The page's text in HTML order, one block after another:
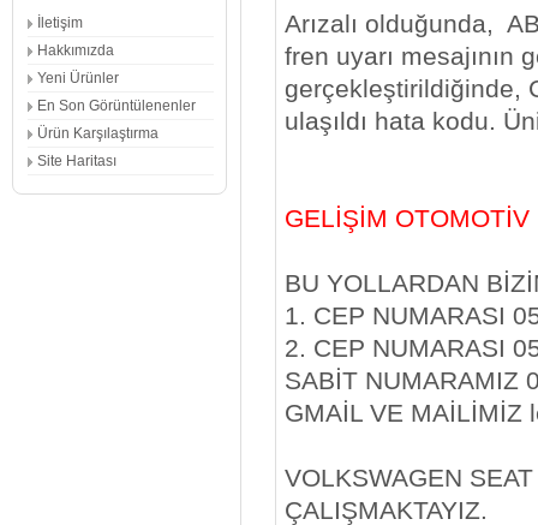
İletişim
Hakkımızda
Yeni Ürünler
En Son Görüntülenenler
Ürün Karşılaştırma
Site Haritası
Arızalı olduğunda,
fren uyarı mesajının
gerçekleştirildiğinde,
ulaşıldı hata kodu.
GELİŞİM
BU YOLLARDAN
1. CEP NUMARASI
2. CEP NUMARASI
SABİT NUMARAMIZ
GMAİL VE MAİLİMİZ
VOLKSWAGEN
ÇALIŞMAKTAYIZ.